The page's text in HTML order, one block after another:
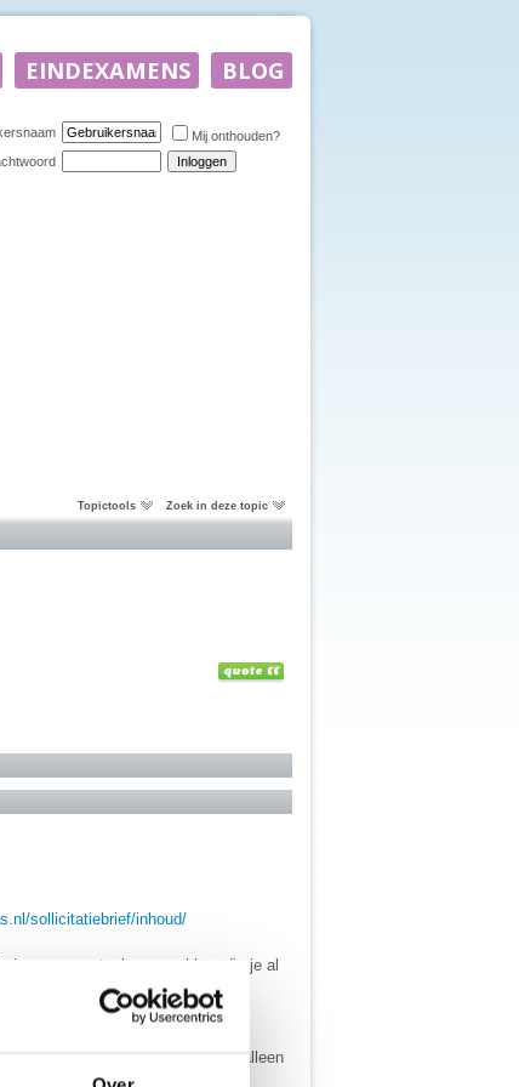
Mij onthouden?
Topictools Zoek in deze topic
sollicitatiebrief/inhoud/
je naar eventuele gesprekken die je al
flexibel, etc. Zeg niet alleen